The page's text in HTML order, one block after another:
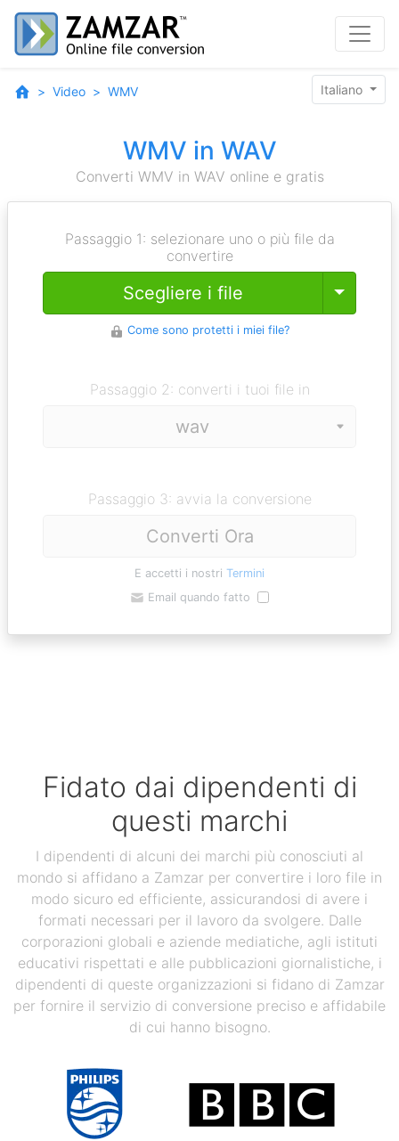
Video WMV Italiano
WMV in WAV
Converti WMV in WAV online e gratis
Passaggio 1: selezionare uno o più file da
convertire
Scegliere i file Toggle
Come sono protetti i miei file?
Passaggio 2: converti i tuoi file in
Passaggio 3: avvia la conversione
Converti Ora
E accetti i nostri Termini
Email quando fatto
Fidato dai dipendenti di
questi marchi
I dipendenti di alcuni dei marchi più conosciuti al
mondo si affidano a Zamzar per convertire i loro file in
modo sicuro ed efficiente, assicurandosi di avere i
formati necessari per il lavoro da svolgere. Dalle
corporazioni globali e aziende mediatiche, agli istituti
educativi rispettati e alle pubblicazioni giornalistiche, i
dipendenti di queste organizzazioni si fidano di Zamzar
per fornire il servizio di conversione preciso e affidabile
di cui hanno bisogno.